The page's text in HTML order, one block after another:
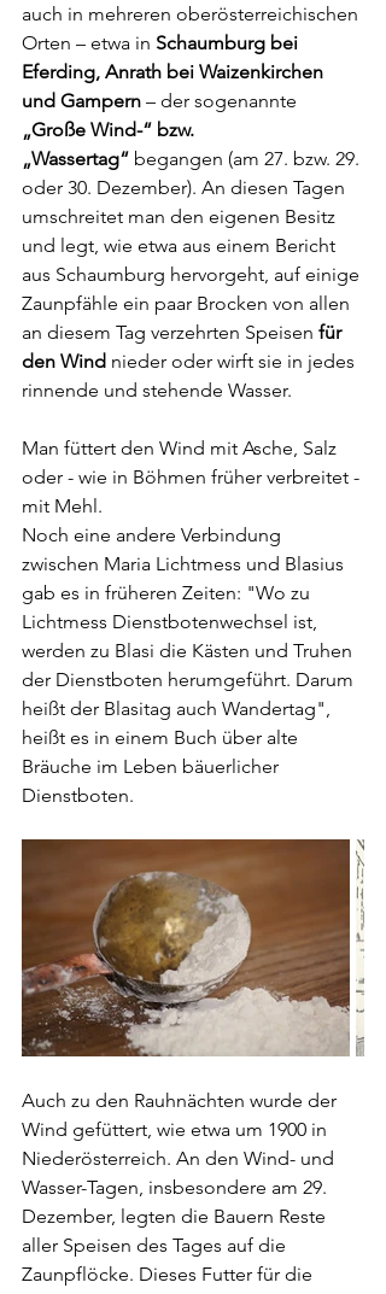
auch in mehreren oberösterreichischen
Orten – etwa in Schaumburg bei
Eferding, Anrath bei Waizenkirchen
und Gampern – der sogenannte
„Große Wind-“ bzw.
„Wassertag“ begangen (am 27. bzw. 29.
oder 30. Dezember). An diesen Tagen
umschreitet man den eigenen Besitz
und legt, wie etwa aus einem Bericht
aus Schaumburg hervorgeht, auf einige
Zaunpfähle ein paar Brocken von allen
an diesem Tag verzehrten Speisen für
den Wind nieder oder wirft sie in jedes
rinnende und stehende Wasser.
Man füttert den Wind mit Asche, Salz
oder - wie in Böhmen früher verbreitet -
mit Mehl.
Noch eine andere Verbindung
zwischen Maria Lichtmess und Blasius
gab es in früheren Zeiten: "Wo zu
Lichtmess Dienstbotenwechsel ist,
werden zu Blasi die Kästen und Truhen
der Dienstboten herumgeführt. Darum
heißt der Blasitag auch Wandertag",
heißt es in einem Buch über alte
Bräuche im Leben bäuerlicher
Dienstboten.
Auch zu den Rauhnächten wurde der
Wind gefüttert, wie etwa um 1900 in
Niederösterreich. An den Wind- und
Wasser-Tagen, insbesondere am 29.
Dezember, legten die Bauern Reste
aller Speisen des Tages auf die
Zaunpflöcke. Dieses Futter für die